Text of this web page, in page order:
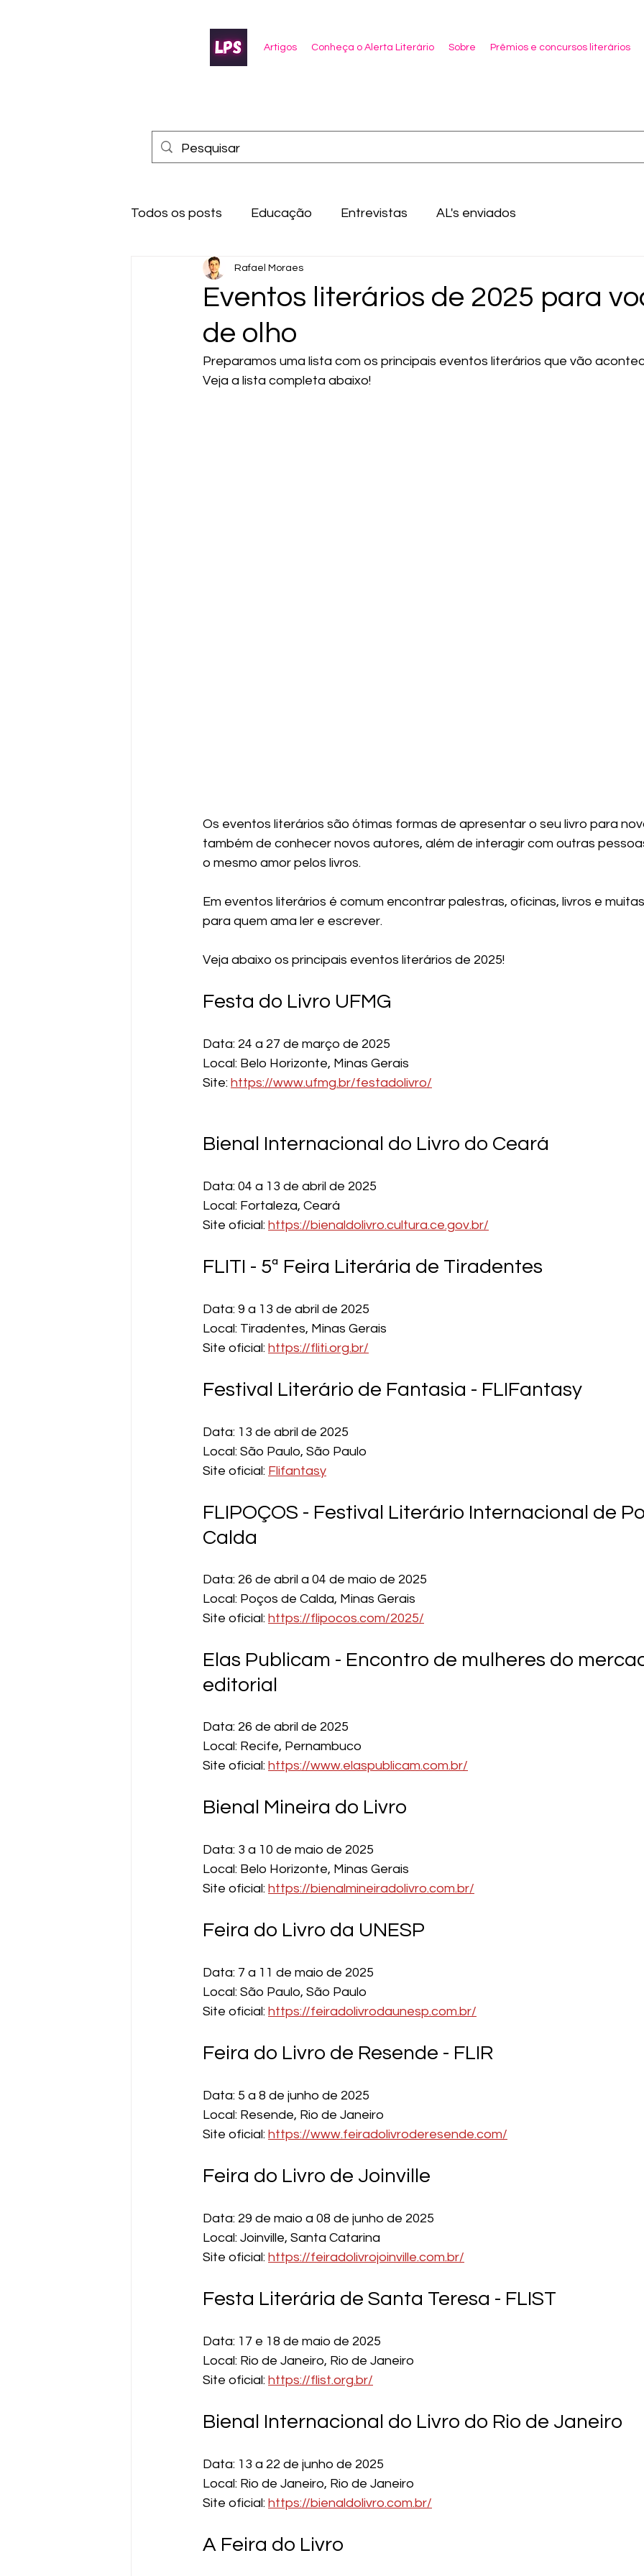
Artigos Conheça o Alerta Literário Sobre Prêmios e concursos literários
Todos os posts Educação Entrevistas AL's enviados
Eventos literários de 2025 para
de olho
Rafael Moraes
Preparamos uma lista com os principais eventos literários que vão
Veja a lista completa abaixo!
Os eventos literários são ótimas formas de apresentar o seu livro para
também de conhecer novos autores, além de interagir com outras
o mesmo amor pelos livros.
Em eventos literários é comum encontrar palestras, oficinas, livros e
para quem ama ler e escrever.
Veja abaixo os principais eventos literários de 2025!
Festa do Livro UFMG
Data: 24 a 27 de março de 2025
Local: Belo Horizonte, Minas Gerais
Site: https://www.ufmg.br/festadolivro/
Bienal Internacional do Livro do Ceará
Data: 04 a 13 de abril de 2025
Local: Fortaleza, Ceará
Site oficial: https://bienaldolivro.cultura.ce.gov.br/
FLITI - 5ª Feira Literária de Tiradentes
Data: 9 a 13 de abril de 2025
Local: Tiradentes, Minas Gerais
Site oficial: https://fliti.org.br/
Festival Literário de Fantasia - FLIFantasy
Data: 13 de abril de 2025
Local: São Paulo, São Paulo
Site oficial: Flifantasy
FLIPOÇOS - Festival Literário Internacional de
Calda
Data: 26 de abril a 04 de maio de 2025
Local: Poços de Calda, Minas Gerais
Site oficial: https://flipocos.com/2025/
Elas Publicam - Encontro de mulheres do
editorial
Data: 26 de abril de 2025
Local: Recife, Pernambuco
Site oficial: https://www.elaspublicam.com.br/
Bienal Mineira do Livro
Data: 3 a 10 de maio de 2025
Local: Belo Horizonte, Minas Gerais
Site oficial: https://bienalmineiradolivro.com.br/
Feira do Livro da UNESP
Data: 7 a 11 de maio de 2025
Local: São Paulo, São Paulo
Site oficial: https://feiradolivrodaunesp.com.br/
Feira do Livro de Resende - FLIR
Data: 5 a 8 de junho de 2025
Local: Resende, Rio de Janeiro
Site oficial: https://www.feiradolivroderesende.com/
Feira do Livro de Joinville
Data: 29 de maio a 08 de junho de 2025
Local: Joinville, Santa Catarina
Site oficial: https://feiradolivrojoinville.com.br/
Festa Literária de Santa Teresa - FLIST
Data: 17 e 18 de maio de 2025
Local: Rio de Janeiro, Rio de Janeiro
Site oficial: https://flist.org.br/
Bienal Internacional do Livro do Rio de Janeiro
Data: 13 a 22 de junho de 2025
Local: Rio de Janeiro, Rio de Janeiro
Site oficial: https://bienaldolivro.com.br/
A Feira do Livro